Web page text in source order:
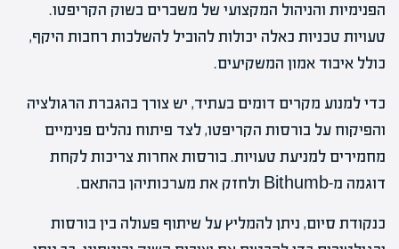
הפנימיות והניהול המקצועי של משברים בשוק הקריפטו.
טעויות טכניות כאלה יכולות להוביל להשלכות רחבות היקף,
כולל איבוד אמון המשקיעים.
כדי למנוע מקרים דומים בעתיד, יש צורך בהגברת הרגולציה
והפיקוח על בורסות הקריפטו, לצד פיתוח נהלים פנימיים
מחמירים למניעת טעויות. בורסות אחרות צריכות לקחת
דוגמה מ-Bithumb ולחזק את מערכותיהן בהתאם.
כנקודת סיום, ניתן להמליץ על שיתוף פעולה בין בורסות